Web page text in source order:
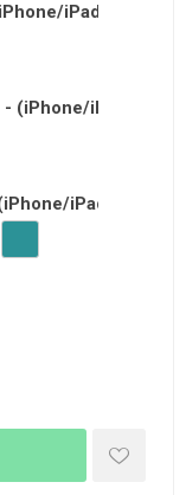
iPad
(iPhone/iPad
iPad